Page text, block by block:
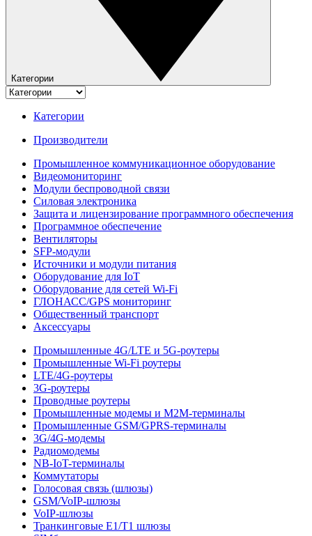
Категории
Категории
Производители
Промышленное коммуникационное оборудование
Видеомониторинг
Модули беспроводной связи
Силовая электроника
Защита и лицензирование программного обеспечения
Программное обеспечение
Вентиляторы
SFP-модули
Источники и модули питания
Оборудование для IoT
Оборудование для сетей Wi-Fi
ГЛОНАСС/GPS мониторинг
Общественный транспорт
Аксессуары
Промышленные 4G/LTE и 5G-роутеры
Промышленные Wi-Fi роутеры
LTE/4G-роутеры
3G-роутеры
Проводные роутеры
Промышленные модемы и M2M-терминалы
Промышленные GSM/GPRS-терминалы
3G/4G-модемы
Радиомодемы
NB-IoT-терминалы
Коммутаторы
Голосовая связь (шлюзы)
GSM/VoIP-шлюзы
VoIP-шлюзы
Транкинговые E1/T1 шлюзы